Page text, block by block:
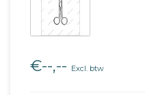
€--,-- Excl. btw